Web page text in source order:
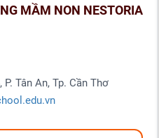
MẦM NON NESTORIA
Tân An, Tp. Cần Thơ